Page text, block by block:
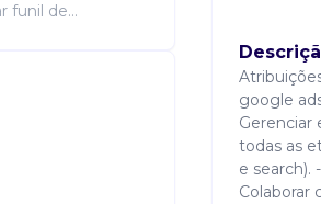
funil de...
google
Gerenciar
todas as
e search).
Colaborar